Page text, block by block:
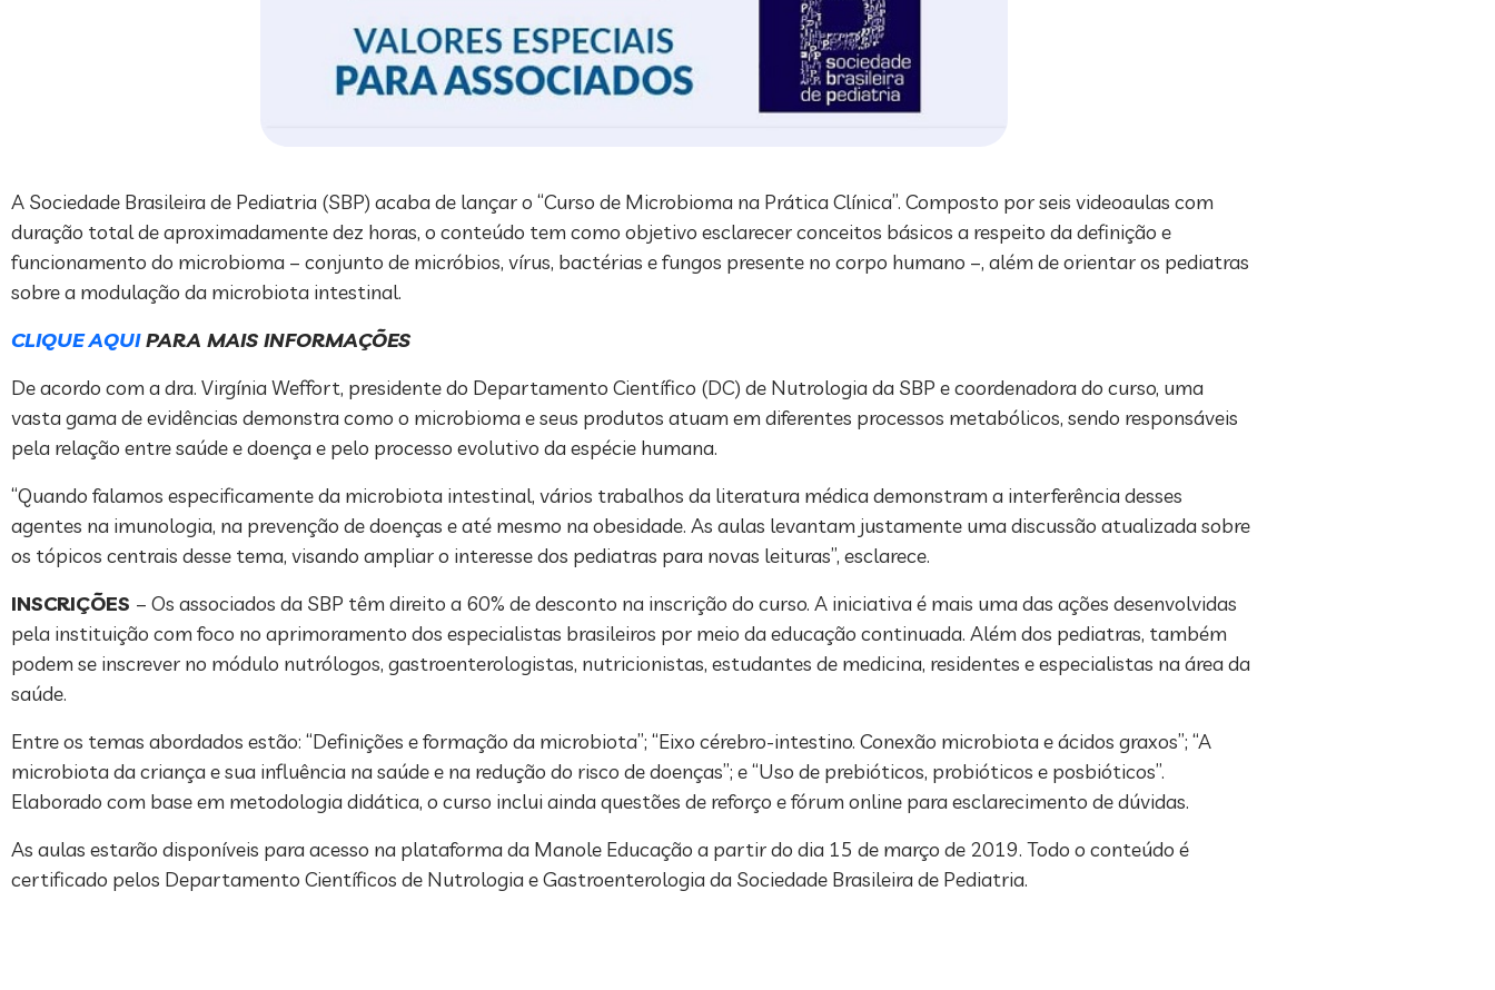
A Sociedade Brasileira de Pediatria (SBP) acaba de lançar o “Curso de Microbioma na Prática Clínica”. Composto por seis videoaulas com
duração total de aproximadamente dez horas, o conteúdo tem como objetivo esclarecer conceitos básicos a respeito da definição e
funcionamento do microbioma – conjunto de micróbios, vírus, bactérias e fungos presente no corpo humano –, além de orientar os pediatras
sobre a modulação da microbiota intestinal.
CLIQUE AQUIPARA MAIS INFORMAÇÕES
De acordo com a dra. Virgínia Weffort, presidente do Departamento Científico (DC) de Nutrologia da SBP e coordenadora do curso, uma
vasta gama de evidências demonstra como o microbioma e seus produtos atuam em diferentes processos metabólicos, sendo responsáveis
pela relação entre saúde e doença e pelo processo evolutivo da espécie humana.
“Quando falamos especificamente da microbiota intestinal, vários trabalhos da literatura médica demonstram a interferência desses
agentes na imunologia, na prevenção de doenças e até mesmo na obesidade. As aulas levantam justamente uma discussão atualizada sobre
os tópicos centrais desse tema, visando ampliar o interesse dos pediatras para novas leituras”, esclarece.
INSCRIÇÕES – Os associados da SBP têm direito a 60% de desconto na inscrição do curso. A iniciativa é mais uma das ações desenvolvidas
pela instituição com foco no aprimoramento dos especialistas brasileiros por meio da educação continuada. Além dos pediatras, também
podem se inscrever no módulo nutrólogos, gastroenterologistas, nutricionistas, estudantes de medicina, residentes e especialistas na área da
saúde.
Entre os temas abordados estão: “Definições e formação da microbiota”; “Eixo cérebro-intestino. Conexão microbiota e ácidos graxos”; “A
microbiota da criança e sua influência na saúde e na redução do risco de doenças”; e “Uso de prebióticos, probióticos e posbióticos”.
Elaborado com base em metodologia didática, o curso inclui ainda questões de reforço e fórum online para esclarecimento de dúvidas.
As aulas estarão disponíveis para acesso na plataforma da Manole Educação a partir do dia 15 de março de 2019. Todo o conteúdo é
certificado pelos Departamento Científicos de Nutrologia e Gastroenterologia da Sociedade Brasileira de Pediatria.